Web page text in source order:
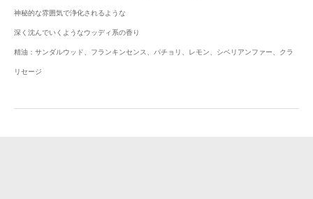
神秘的な雰囲気で浄化されるような
深く沈んでいくようなウッディ系の香り
精油：サンダルウッド、フランキンセンス、パチョリ、レモン、シベリアンファー、クラ
リセージ